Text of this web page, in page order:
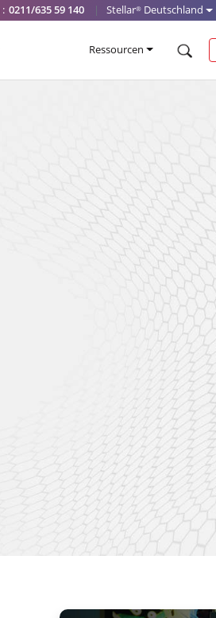
0211/635 59 140 | Stellar®Deutschland
Ressourcen